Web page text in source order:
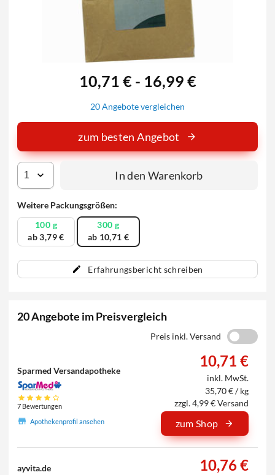
Weitere Packungsgrößen:
100 g
ab 3,79 €
300 g
ab 10,71 €
Erfahrungsbericht schreiben
10,71 € - 16,99 €
20 Angebote vergleichen
zum besten Angebot
In den Warenkorb
20 Angebote im Preisvergleich
Preis inkl. Versand
Sparmed Versandapotheke
7 Bewertungen
Apothekenprofil ansehen
10,71 €
inkl. MwSt.
35,70 € / kg
zzgl. 4,99 € Versand
zum Shop
ayvita.de 10,76 €